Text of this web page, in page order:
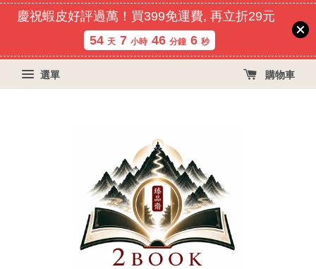
慶祝蝦皮好評過萬！買399免運費, 再立折29元
54 天 7 小時 46 分鐘 5 秒
選單 購物車